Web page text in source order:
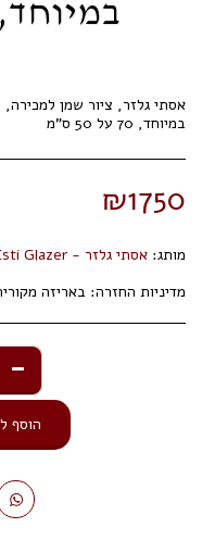
במיוחד, 70 על 50 ס"מ
אסתי גלזר, ציור שמן
במיוחד, 70 על 50 ס"מ
₪1750
מותג: אסתי גלזר - Esti Glazer
מדיניות החזרה: באריזה מקורית תוך 14
הוסף